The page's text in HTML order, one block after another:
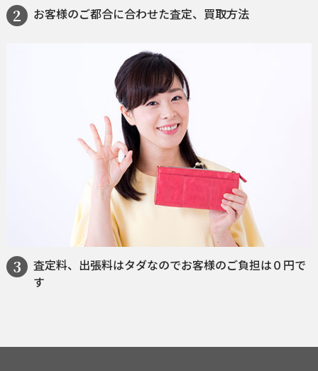
お客様のご都合に合わせた査定、買取方法
査定料、出張料はタダなのでお客様のご負担は０円で
す